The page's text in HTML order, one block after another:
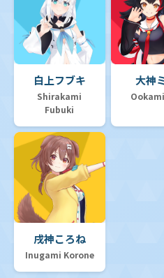
白上フブキ
Shirakami
Fubuki
大神
戌神ころね
Inugami Korone